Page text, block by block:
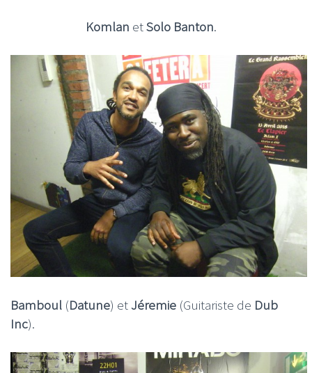
Komlan etSolo Banton.
Bamboul (Datune) etJéremie (Guitariste de Dub
Inc).